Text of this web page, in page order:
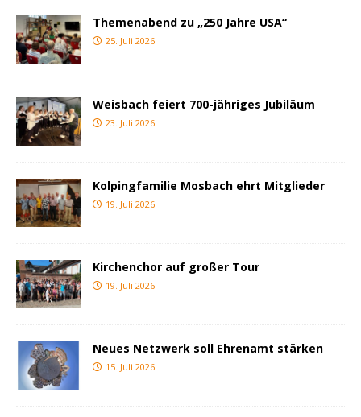
Themenabend zu „250 Jahre USA“
25. Juli 2026
Weisbach feiert 700-jähriges Jubiläum
23. Juli 2026
Kolpingfamilie Mosbach ehrt Mitglieder
19. Juli 2026
Kirchenchor auf großer Tour
19. Juli 2026
Neues Netzwerk soll Ehrenamt stärken
15. Juli 2026